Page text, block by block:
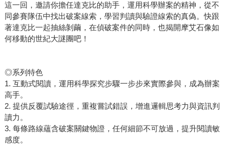
這一回，邀請你擔任達克比的助手，運用科學辦案的精神，從不
同參賽隊伍中找出破案線索，學習判讀與驗證線索的真偽。快跟
著達克比一起抽絲剝繭，在偵破案件的同時，也揭開摩艾石像如
何移動的世紀大謎團吧！
◎系列特色
1. 互動式閱讀，運用科學探究步驟一步步來實際參與，成為辦案
高手。
2. 提供反覆試驗途徑，重複嘗試錯誤，增進邏輯思考力與資訊判
讀力。
3. 每條路線蘊含破案關鍵物證，任何細節不可放過，提升閱讀敏
感度。